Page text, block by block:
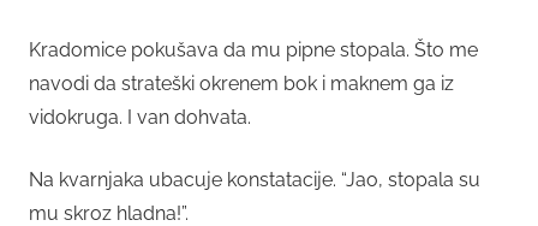
Kradomice pokušava da mu pipne stopala. Što me
navodi da strateški okrenem bok i maknem ga iz
vidokruga. I van dohvata.
Na kvarnjaka ubacuje konstatacije. “Jao, stopala su
mu skroz hladna!”.